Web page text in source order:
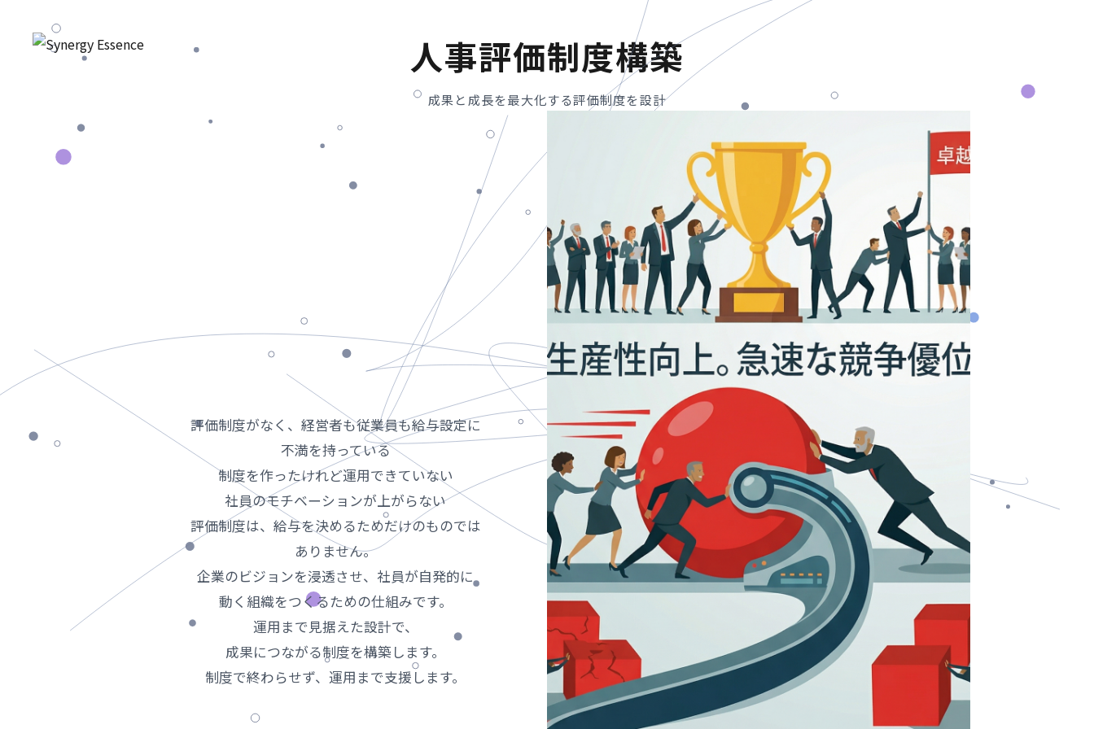
人事評価制度構築
成果と成長を最大化する評価制度を設計
評価制度がなく、経営者も従業員も給与設定に
不満を持っている
制度を作ったけれど運用できていない
社員のモチベーションが上がらない
評価制度は、給与を決めるためだけのものでは
ありません。
企業のビジョンを浸透させ、社員が自発的に
動く組織をつくるための仕組みです。
運用まで見据えた設計で、
成果につながる制度を構築します。
制度で終わらせず、運用まで支援します。